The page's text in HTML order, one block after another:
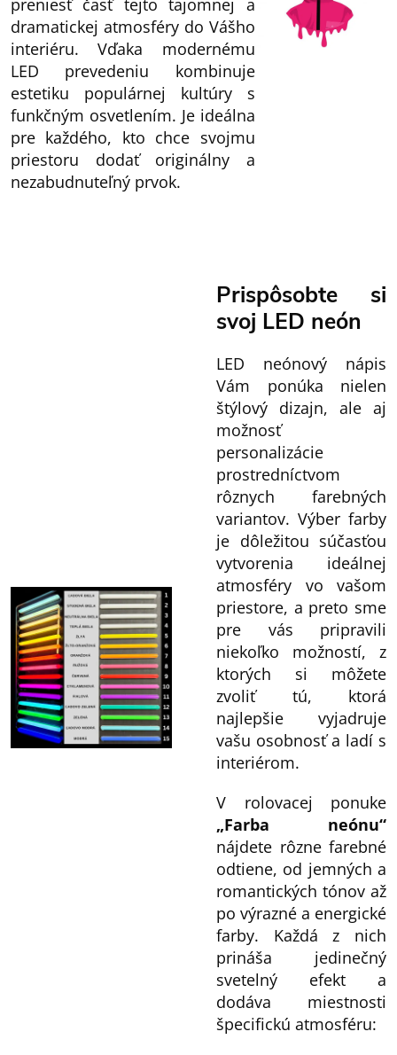
preniesť časť tejto tajomnej a
dramatickej atmosféry do Vášho
interiéru. Vďaka modernému
LED prevedeniu kombinuje
estetiku populárnej kultúry s
funkčným osvetlením. Je ideálna
pre každého, kto chce svojmu
priestoru dodať originálny a
nezabudnuteľný prvok.
Prispôsobte si
svoj LED neón
LED neónový nápis
Vám ponúka nielen
štýlový dizajn, ale aj
možnosť
personalizácie
prostredníctvom
rôznych farebných
variantov. Výber farby
je dôležitou súčasťou
vytvorenia ideálnej
atmosféry vo vašom
priestore, a preto sme
pre vás pripravili
niekoľko možností, z
ktorých si môžete
zvoliť tú, ktorá
najlepšie vyjadruje
vašu osobnosť a ladí s
interiérom.
V rolovacej ponuke
„Farba neónu“
nájdete rôzne farebné
odtiene, od jemných a
romantických tónov až
po výrazné a energické
farby. Každá z nich
prináša jedinečný
svetelný efekt a
dodáva miestnosti
špecifickú atmosféru: